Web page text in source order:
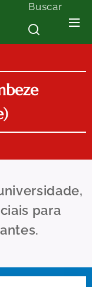
Buscar
para